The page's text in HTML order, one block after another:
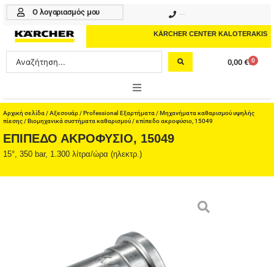
Μετάβαση
περιεχόμενο
Ο λογαριασμός μου
KÄRCHER CENTER KALOTERAKIS
Search
...
0,00 € 0
Cart
ONLINE SHOP
HOME & GARDEN
ΥΠΗΡΕΣΙΕΣ-ΝΕΑ-ΛΥΣΕΙΣ
Αρχική σελίδα /Αξεσουάρ/Professional Εξαρτήματα /Μηχανήματα καθαρισμού υψηλής
πίεσης/Βιομηχανικά συστήματα καθαρισμού/ επίπεδο ακροφύσιο, 15049
ΕΠΊΠΕΔΟ ΑΚΡΟΦΎΣΙΟ, 15049
15°, 350 bar, 1.300 λίτρα/ώρα (ηλεκτρ.)